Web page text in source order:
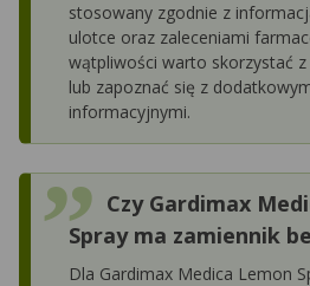
stosowany zgodnie z
ulotce oraz zaleceniami
wątpliwości warto skorzystać
lub zapoznać się z
informacyjnymi.
Czy Gardimax
Spray ma zamiennik
Dla Gardimax Medica Lemon